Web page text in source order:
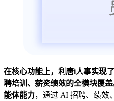
在核心功能上，利唐i人事实现
聘培训、薪资绩效的全模块覆盖
能体能力，通过 AI 招聘、绩效